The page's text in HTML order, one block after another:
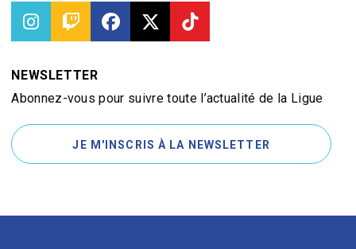
NEWSLETTER
Abonnez-vous pour suivre toute l’actualité de la Ligue
JE M'INSCRIS À LA NEWSLETTER